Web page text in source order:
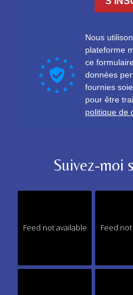
Suivez-moi
Feed not available Feed